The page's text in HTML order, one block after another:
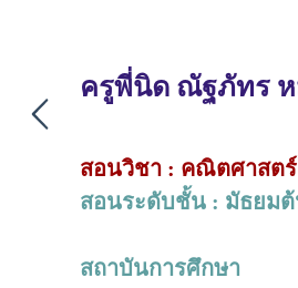
ครูพี่นิด ณัฐภัทร ห
สอนวิชา : คณิตศาสตร์
สอนระดับชั้น : มัธยมต้
สถาบันการศึกษา